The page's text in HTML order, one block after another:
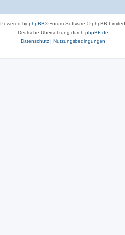
Powered by phpBB® Forum Software © phpBB Limited
Deutsche Übersetzung durch phpBB.de
Datenschutz| Nutzungsbedingungen